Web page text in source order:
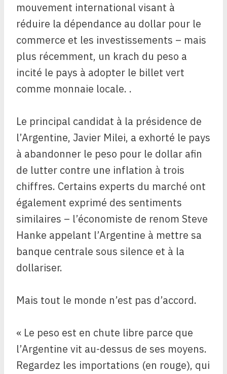
mouvement international visant à
réduire la dépendance au dollar pour le
commerce et les investissements – mais
plus récemment, un krach du peso a
incité le pays à adopter le billet vert
comme monnaie locale. .
Le principal candidat à la présidence de
l’Argentine, Javier Milei, a exhorté le pays
à abandonner le peso pour le dollar afin
de lutter contre une inflation à trois
chiffres. Certains experts du marché ont
également exprimé des sentiments
similaires – l’économiste de renom Steve
Hanke appelant l’Argentine à mettre sa
banque centrale sous silence et à la
dollariser.
Mais tout le monde n’est pas d’accord.
« Le peso est en chute libre parce que
l’Argentine vit au-dessus de ses moyens.
Regardez les importations (en rouge), qui